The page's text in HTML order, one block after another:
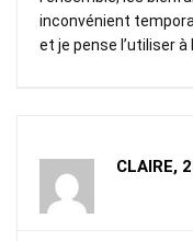
inconvénient
et je pense l’utiliser à
CLAIRE,